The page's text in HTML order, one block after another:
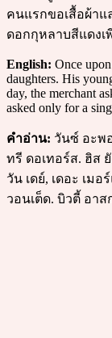
คนแรกขอเสื้อผ้าแ
ดอกกุหลาบสีแดงเ
English: Once
daughters. His
day, the merchant
asked only for a
คำอ่าน: วันซ์ อะพ
ทรี ดอเทอร์ส. ฮิส
วัน เดย์, เดอะ เม
วอนเต็ด. บิวตี้ อาส